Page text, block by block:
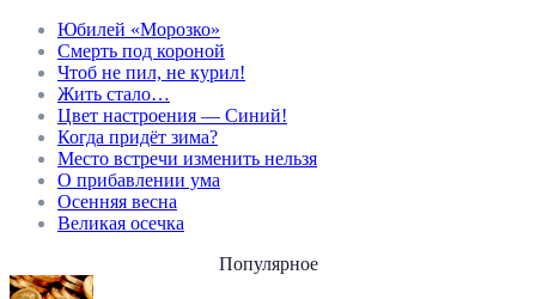
Юбилей «Морозко»
Смерть под короной
Чтоб не пил, не курил!
Жить стало…
Цвет настроения — Синий!
Когда придёт зима?
Место встречи изменить нельзя
О прибавлении ума
Осенняя весна
Великая осечка
Популярное